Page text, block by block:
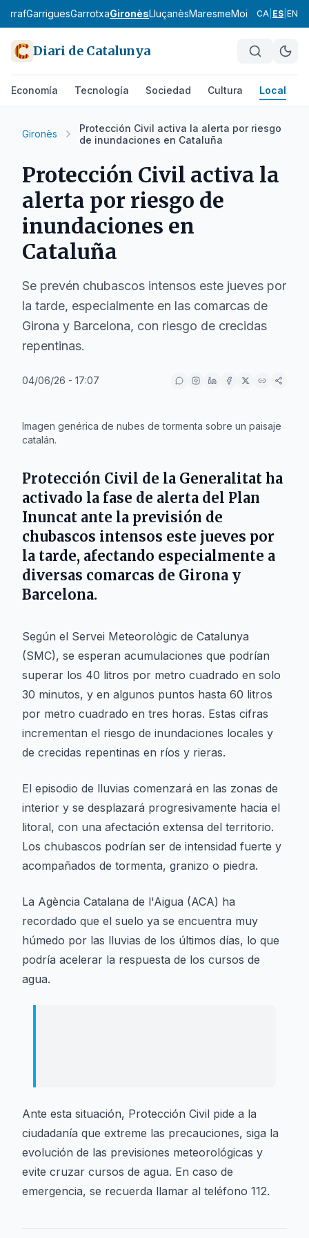
GarriguesGarrotxaGironèsLluçanèsMaresmeMoianès Montsià
CA ES EN
Diari de Catalunya
Economía Tecnología Sociedad Cultura Local
Gironès
Protección Civil activa la alerta por riesgo
de inundaciones en Cataluña
Protección Civil activa la
alerta por riesgo de
inundaciones en
Cataluña
Se prevén chubascos intensos este jueves por
la tarde, especialmente en las comarcas de
Girona y Barcelona, con riesgo de crecidas
repentinas.
04/06/26 - 17:07
Imagen genérica de nubes de tormenta sobre un paisaje
catalán.
Protección Civil de la Generalitat ha
activado la fase de alerta del Plan
Inuncat ante la previsión de
chubascos intensos este jueves por
la tarde, afectando especialmente a
diversas comarcas de Girona y
Barcelona.
Según el Servei Meteorològic de Catalunya
(SMC), se esperan acumulaciones que podrían
superar los 40 litros por metro cuadrado en solo
30 minutos, y en algunos puntos hasta 60 litros
por metro cuadrado en tres horas. Estas cifras
incrementan el riesgo de inundaciones locales y
de crecidas repentinas en ríos y rieras.
El episodio de lluvias comenzará en las zonas de
interior y se desplazará progresivamente hacia el
litoral, con una afectación extensa del territorio.
Los chubascos podrían ser de intensidad fuerte y
acompañados de tormenta, granizo o piedra.
La Agència Catalana de l'Aigua (ACA) ha
recordado que el suelo ya se encuentra muy
húmedo por las lluvias de los últimos días, lo que
podría acelerar la respuesta de los cursos de
agua.
Ante esta situación, Protección Civil pide a la
ciudadanía que extreme las precauciones, siga la
evolución de las previsiones meteorológicas y
evite cruzar cursos de agua. En caso de
emergencia, se recuerda llamar al teléfono 112.